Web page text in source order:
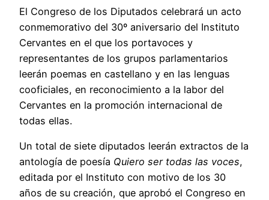
El Congreso de los Diputados celebrará un acto
conmemorativo del 30º aniversario del Instituto
Cervantes en el que los portavoces y
representantes de los grupos parlamentarios
leerán poemas en castellano y en las lenguas
cooficiales, en reconocimiento a la labor del
Cervantes en la promoción internacional de
todas ellas.
Un total de siete diputados leerán extractos de la
antología de poesía Quiero ser todas las voces,
editada por el Instituto con motivo de los 30
años de su creación, que aprobó el Congreso en